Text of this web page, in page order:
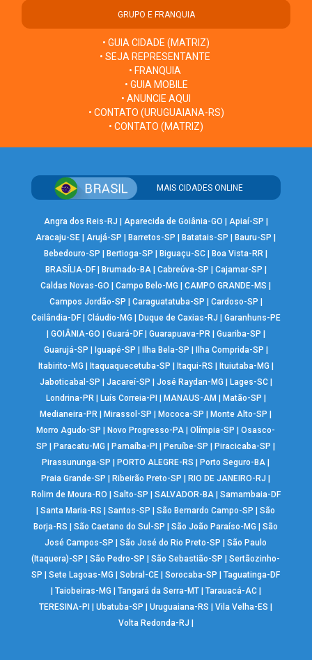
GRUPO E FRANQUIA
• GUIA CIDADE (MATRIZ)
• SEJA REPRESENTANTE
• FRANQUIA
• GUIA MOBILE
• ANUNCIE AQUI
• CONTATO (URUGUAIANA-RS)
• CONTATO (MATRIZ)
MAIS CIDADES ONLINE
Angra dos Reis-RJ Aparecida de Goiânia-GO Apiaí-SP
Aracaju-SE |Arujá-SP Barretos-SP Batatais-SP Bauru-SP
Bebedouro-SP
Bertioga-SP Biguaçu-SC Boa Vista-RR
BRASÍLIA-DF| Brumado-BA| Cabreúva-SP Cajamar-SP
Caldas Novas-GO
|Campo Belo-MG |CAMPO GRANDE-MS
Campos Jordão-SP
Caraguatatuba-SP Cardoso-SP
Ceilândia-DF| Cláudio-MG Duque de Caxias-RJ
Garanhuns-PE
GOIÂNIA-GO Guará-DF| Guarapuava-PR| Guariba-SP
Guarujá-SP
Iguapé-SP Ilha Bela-SP Ilha Comprida-SP
Itabirito-MG
Itaquaquecetuba-SP Itaqui-RS Ituiutaba-MG
Jaboticabal-SP
Jacareí-SP José Raydan-MG Lages-SC|
Londrina-PR| Luís Correia-PI MANAUS-AM Matão-SP
Medianeira-PR
Mirassol-SP Mococa-SP Monte Alto-SP
Morro Agudo-SP
Novo Progresso-PA |Olímpia-SP |Osasco-
SP
Paracatu-MG Parnaíba-PI Peruíbe-SP Piracicaba-SP
Pirassununga-SP
PORTO ALEGRE-RS Porto Seguro-BA
Praia Grande-SP
Ribeirão Preto-SP RIO DE JANEIRO-RJ
Rolim de Moura-RO
Salto-SP SALVADOR-BA| Samambaia-DF
|Santa Maria-RS |Santos-SP |São Bernardo Campo-SP |São
Borja-RS
|São Caetano do Sul-SP |São João Paraíso-MG |São
José Campos-SP
|São José do Rio Preto-SP |São Paulo
(Itaquera)-SP
|São Pedro-SP |São Sebastião-SP |Sertãozinho-
SP
|Sete Lagoas-MG |Sobral-CE |Sorocaba-SP |Taguatinga-DF
Taiobeiras-MG Tangará da Serra-MT| Tarauacá-AC|
TERESINA-PI
|Ubatuba-SP |Uruguaiana-RS |Vila Velha-ES
Volta Redonda-RJ